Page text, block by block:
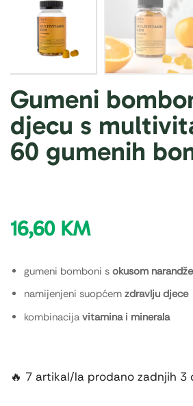
Gumeni
djecu s
60 gumenih
16,60 KM
gumeni bomboni s okusom narandže
namijenjeni suopćem zdravlju djece
kombinacija vitamina i minerala
🔥 7 artikal/la prodano zadnjih 3